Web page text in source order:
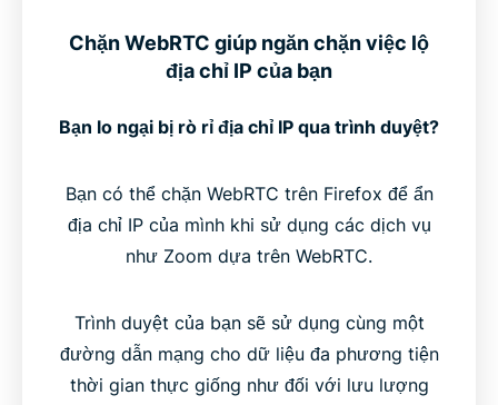
Chặn WebRTC giúp ngăn chặn việc lộ
địa chỉ IP của bạn
Bạn lo ngại bị rò rỉ địa chỉ IP qua trình duyệt?
Bạn có thể chặn WebRTC trên Firefox để ẩn
địa chỉ IP của mình khi sử dụng các dịch vụ
như Zoom dựa trên WebRTC.
Trình duyệt của bạn sẽ sử dụng cùng một
đường dẫn mạng cho dữ liệu đa phương tiện
thời gian thực giống như đối với lưu lượng